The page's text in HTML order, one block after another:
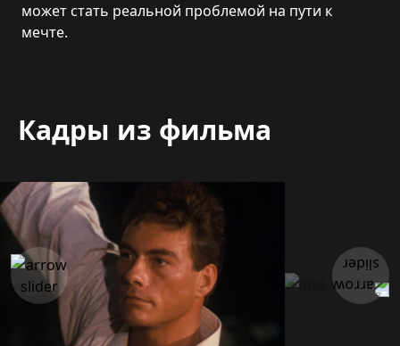
может стать реальной проблемой на пути к
мечте.
Кадры из фильма